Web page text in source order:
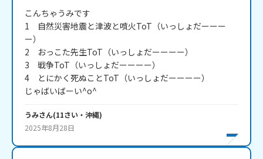
こんちゃうみです
1　自然災害地震と津波と噴火ToT（いっしょだーーー
ー）
2　おっこた先生ToT（いっしょだーーーー）
3　戦争ToT（いっしょだーーーー）
4　とにかく死ぬことToT（いっしょだーーーー）
じゃばいばーい^o^
うみさん(11さい・ 沖縄)
2025年8月28日